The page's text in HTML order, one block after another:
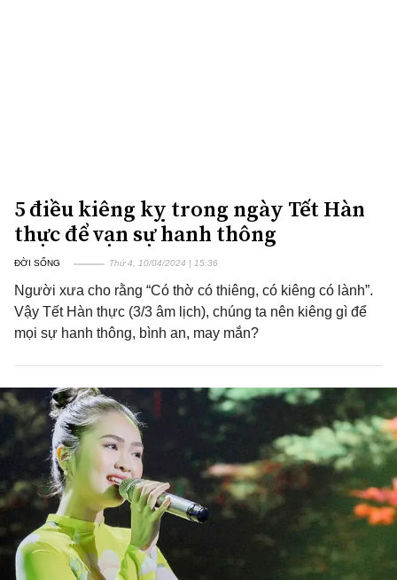
5 điều kiêng kỵ trong ngày Tết Hàn
thực để vạn sự hanh thông
ĐỜI SỐNG Thứ 4, 10/04/2024 | 15:36
Người xưa cho rằng “Có thờ có thiêng, có kiêng có lành”.
Vậy Tết Hàn thực (3/3 âm lịch), chúng ta nên kiêng gì để
mọi sự hanh thông, bình an, may mắn?